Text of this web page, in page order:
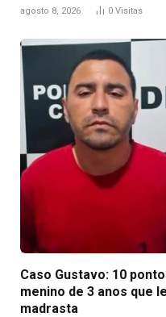
agosto 8, 2026 0 Visitas
Caso Gustavo: 10
menino de 3 anos que
madrasta